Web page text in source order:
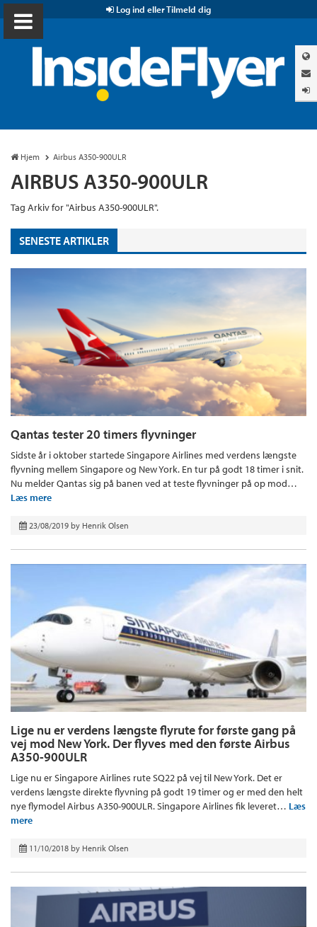
Log ind eller Tilmeld dig
Hjem Airbus A350-900ULR
AIRBUS A350-900ULR
Tag Arkiv for "Airbus A350-900ULR".
SENESTE ARTIKLER
Qantas tester 20 timers flyvninger
Sidste år i oktober startede Singapore Airlines med verdens længste
flyvning mellem Singapore og New York. En tur på godt 18 timer i snit.
Nu melder Qantas sig på banen ved at teste flyvninger på op mod…
Læs mere
23/08/2019 by Henrik Olsen
Lige nu er verdens længste flyrute for første gang på
vej mod New York. Der flyves med den første Airbus
A350-900ULR
Lige nu er Singapore Airlines rute SQ22 på vej til New York. Det er
verdens længste direkte flyvning på godt 19 timer og er med den helt
nye flymodel Airbus A350-900ULR. Singapore Airlines fik leveret… Læs
mere
11/10/2018 by Henrik Olsen